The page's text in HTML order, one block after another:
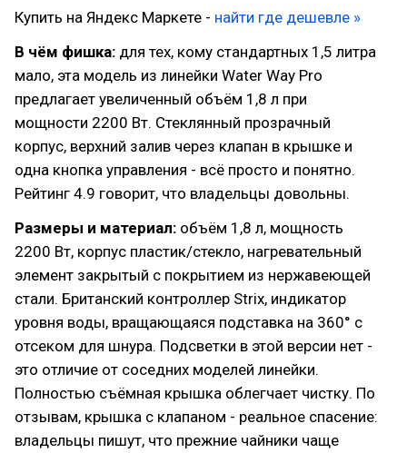
Купить на Яндекс Маркете - найти где дешевле »
В чём фишка: для тех, кому стандартных 1,5 литра
мало, эта модель из линейки Water Way Pro
предлагает увеличенный объём 1,8 л при
мощности 2200 Вт. Стеклянный прозрачный
корпус, верхний залив через клапан в крышке и
одна кнопка управления - всё просто и понятно.
Рейтинг 4.9 говорит, что владельцы довольны.
Размеры и материал: объём 1,8 л, мощность
2200 Вт, корпус пластик/стекло, нагревательный
элемент закрытый с покрытием из нержавеющей
стали. Британский контроллер Strix, индикатор
уровня воды, вращающаяся подставка на 360° с
отсеком для шнура. Подсветки в этой версии нет -
это отличие от соседних моделей линейки.
Полностью съёмная крышка облегчает чистку. По
отзывам, крышка с клапаном - реальное спасение:
владельцы пишут, что прежние чайники чаще